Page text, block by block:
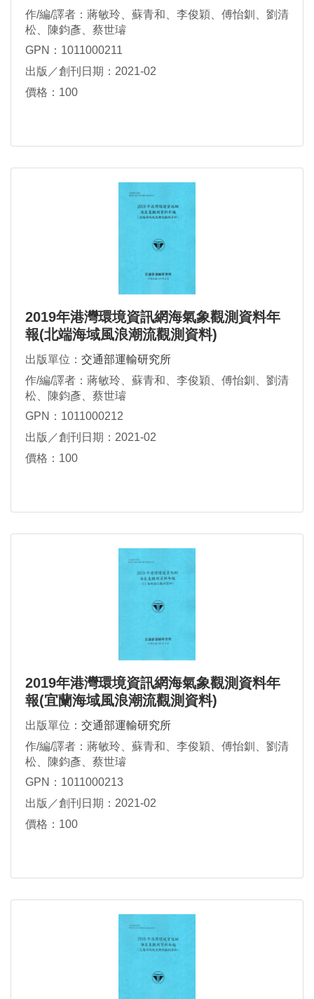
作/編/譯者：蔣敏玲、蘇青和、李俊穎、傅怡釧、劉清
松、陳鈞彥、蔡世璿
GPN：1011000211
出版／創刊日期：2021-02
價格：100
2019年港灣環境資訊網海氣象觀測資料年
報(北端海域風浪潮流觀測資料)
出版單位： 交通部運輸研究所
作/編/譯者：蔣敏玲、蘇青和、李俊穎、傅怡釧、劉清
松、陳鈞彥、蔡世璿
GPN：1011000212
出版／創刊日期：2021-02
價格：100
2019年港灣環境資訊網海氣象觀測資料年
報(宜蘭海域風浪潮流觀測資料)
出版單位： 交通部運輸研究所
作/編/譯者：蔣敏玲、蘇青和、李俊穎、傅怡釧、劉清
松、陳鈞彥、蔡世璿
GPN：1011000213
出版／創刊日期：2021-02
價格：100